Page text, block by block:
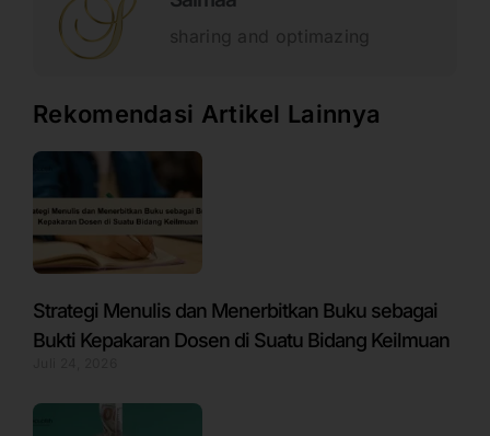
sharing and optimazing
Rekomendasi Artikel Lainnya
Strategi Menulis dan Menerbitkan Buku sebagai
Bukti Kepakaran Dosen di Suatu Bidang Keilmuan